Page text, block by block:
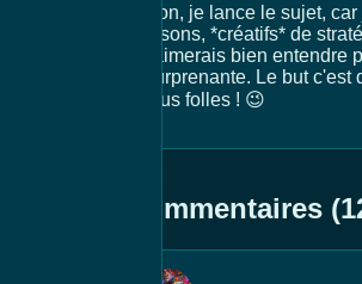
Bon, je lance le sujet,
disons, *créatifs* de
j'aimerais bien entendre
surprenante. Le but
plus folles ! 😉
Commentaires